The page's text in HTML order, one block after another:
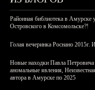
Районная библиотека в Амурске
Островского в Комсомольске?!
Голая вечеринка Роснано 2015г.
Новые находки Павла
аномальные явления,
автора в Амурске по 2025